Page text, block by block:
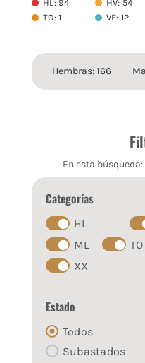
HL: 94 HV: 54
TO: 1
VE: 12
Hembras: 166
En esta
Categorías
HL
ML
TO
XX
Estado
Todos
Subastados